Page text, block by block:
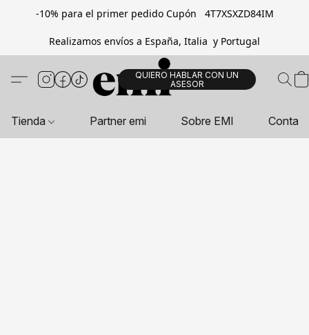
-10% para el primer pedido Cupón 4T7XSXZD84IM
Realizamos envíos a España, Italia y Portugal
QUIERO HABLAR CON UN
ASESOR
Tienda Partner emi Sobre EMI